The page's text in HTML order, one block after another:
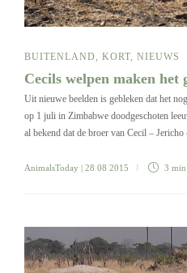
BUITENLAND, KORT, NIEUWS
Cecils welpen maken het
Uit nieuwe beelden is gebleken dat het
op 1 juli in Zimbabwe doodgeschoten
al bekend dat de broer van Cecil –
AnimalsToday | 28 08 2015 3 min